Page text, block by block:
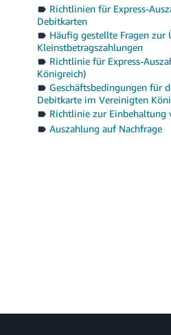
Richtlinien für Express-
Debitkarten
Häufig gestellte Fragen zur
Kleinstbetragszahlungen
Richtlinie für Express-
Königreich)
Geschäftsbedingungen für
Debitkarte im Vereinigten
Richtlinie zur Einbehaltung
Auszahlung auf Nachfrage